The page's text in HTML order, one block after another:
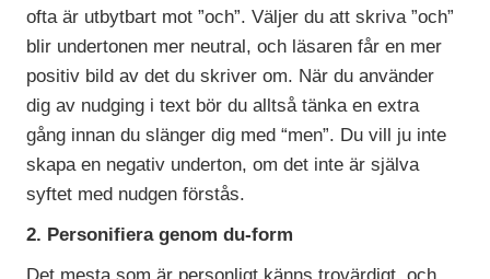
ofta är utbytbart mot ”och”. Väljer du att skriva ”och”
blir undertonen mer neutral, och läsaren får en mer
positiv bild av det du skriver om. När du använder
dig av nudging i text bör du alltså tänka en extra
gång innan du slänger dig med “men”. Du vill ju inte
skapa en negativ underton, om det inte är själva
syftet med nudgen förstås.
2. Personifiera genom du-form